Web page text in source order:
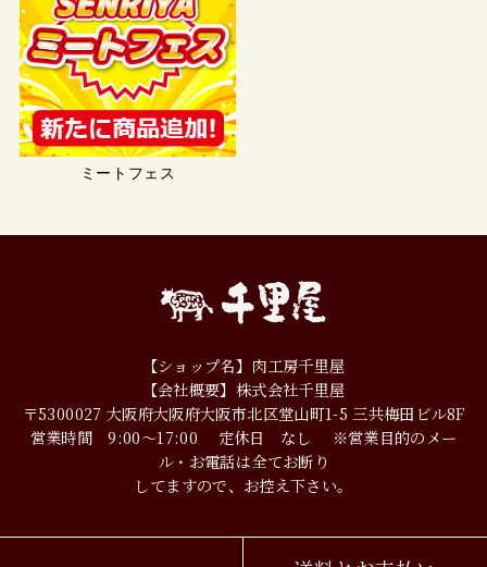
ミートフェス
【ショップ名】肉工房千里屋
【会社概要】株式会社千里屋
〒5300027 大阪府大阪府大阪市北区堂山町1-5 三共梅田ビル8F
営業時間 9:00～17:00
定休日 なし
※営業目的のメー
ル・お電話は全てお断り
してますので、お控え下さい。